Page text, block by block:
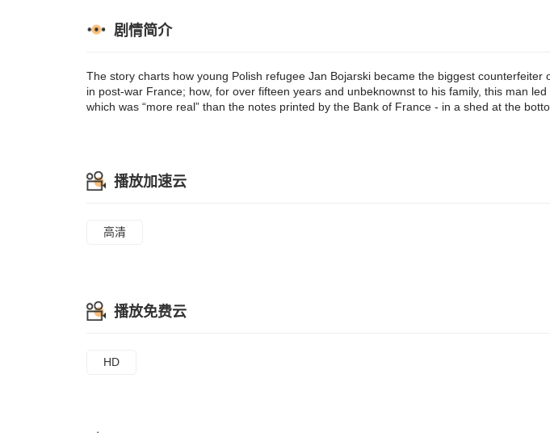
剧情简介
The story charts how young Polish refugee Jan Bojarski became the biggest counterfeiter
in post-war France; how, for over fifteen years and unbeknownst to his family, this man
which was “more real” than the notes printed by the Bank of France - in a shed at the
播放加速云
高清
播放免费云
HD